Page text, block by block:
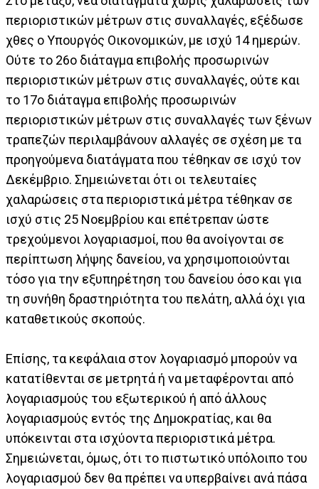
περιοριστικών μέτρων στις συναλλαγές, εξέδωσε
χθες ο Υπουργός Οικονομικών, με ισχύ 14 ημερών.
Ούτε το 26ο διάταγμα επιβολής προσωρινών
περιοριστικών μέτρων στις συναλλαγές, ούτε και
το 17ο διάταγμα επιβολής προσωρινών
περιοριστικών μέτρων στις συναλλαγές των ξένων
τραπεζών περιλαμβάνουν αλλαγές σε σχέση με τα
προηγούμενα διατάγματα που τέθηκαν σε ισχύ τον
Δεκέμβριο. Σημειώνεται ότι οι τελευταίες
χαλαρώσεις στα περιοριστικά μέτρα τέθηκαν σε
ισχύ στις 25 Νοεμβρίου και επέτρεπαν ώστε
τρεχούμενοι λογαριασμοί, που θα ανοίγονται σε
περίπτωση λήψης δανείου, να χρησιμοποιούνται
τόσο για την εξυπηρέτηση του δανείου όσο και για
τη συνήθη δραστηριότητα του πελάτη, αλλά όχι για
καταθετικούς σκοπούς.
Επίσης, τα κεφάλαια στον λογαριασμό μπορούν να
κατατίθενται σε μετρητά ή να μεταφέρονται από
λογαριασμούς του εξωτερικού ή από άλλους
λογαριασμούς εντός της Δημοκρατίας, και θα
υπόκεινται στα ισχύοντα περιοριστικά μέτρα.
Σημειώνεται, όμως, ότι το πιστωτικό υπόλοιπο του
λογαριασμού δεν θα πρέπει να υπερβαίνει ανά πάσα